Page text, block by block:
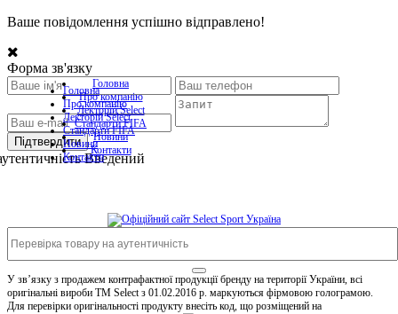
Ваше повідомлення успішно відправлено!
Форма зв'язку
Підтвердити
Введений
Головна
Про компанiю
Лекторій Select
Стандарти FIFA
Новини
Контакти
У зв’язку з продажем контрафактної продукції бренду на території України, всі
оригінальні вироби TM Select з 01.02.2016 р. маркуються фірмовою голограмою.
Для перевірки оригінальності продукту внесіть код, що розміщений на
Головна
Про компанiю
Лекторій Select
Стандарти FIFA
Новини
Контакти